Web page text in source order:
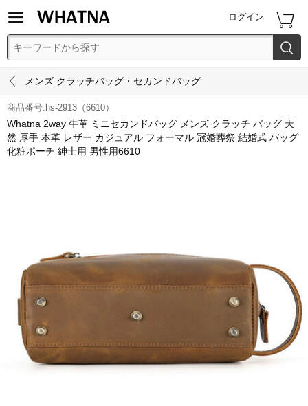
 ログイン 

 メンズ クラッチバッグ・セカンドバッグ
商品番号:hs-2913（6610）
Whatna 2way 牛革 ミニセカンドバッグ メンズ クラッチ バッグ 天
然 厚手 本革 レザー カジュアル フォーマル 冠婚葬祭 結婚式 バッグ
化粧ポーチ 紳士用 男性用6610